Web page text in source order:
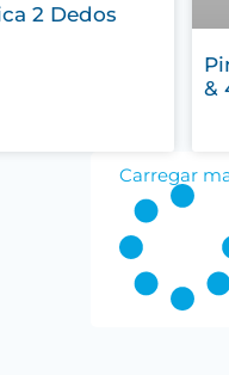
2 Dedos
&
Carregar